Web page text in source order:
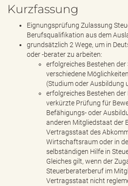
Kurzfassung
Eignungsprüfung Zulassung
Berufsqualifikation aus dem
grundsätzlich 2 Wege, um in
oder -berater zu arbeiten:
erfolgreiches Bestehen
verschiedene
(Studium oder Ausbildung
erfolgreiches Bestehen
verkürzte Prüfung für
Befähigungs- oder
anderen Mitgliedstaat der
Vertragsstaat des
Wirtschaftsraum oder in
selbständigen Hilfe in
Gleiches gilt, wenn der
Steuerberaterberuf im
Vertragsstaat nicht